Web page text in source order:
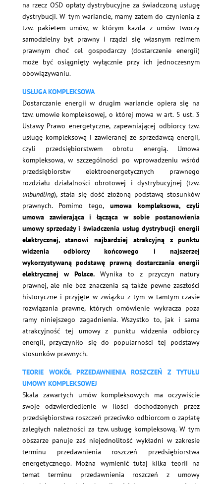
na rzecz OSD opłaty dystrybucyjne za świadczoną usługę
dystrybucji. W tym wariancie, mamy zatem do czynienia z
tzw. pakietem umów, w którym każda z umów tworzy
samodzielny byt prawny i rządzi się własnym reżimem
prawnym choć cel gospodarczy (dostarczenie energii)
może być osiągnięty wyłącznie przy ich jednoczesnym
obowiązywaniu.
USŁUGA KOMPLEKSOWA
Dostarczanie energii w drugim wariancie opiera się na
tzw. umowie kompleksowej, o której mowa w art. 5 ust. 3
Ustawy Prawo energetyczne, zapewniającej odbiorcy tzw.
usługę kompleksową i zawieranej ze sprzedawcą energii,
czyli przedsiębiorstwem obrotu energią. Umowa
kompleksowa, w szczególności po wprowadzeniu wśród
przedsiębiorstw elektroenergetycznych prawnego
rozdziału działalności obrotowej i dystrybucyjnej (tzw.
unbundling), stała się dość złożoną podstawą stosunków
prawnych. Pomimo tego, umowa kompleksowa, czyli
umowa zawierająca i łącząca w sobie postanowienia
umowy sprzedaży i świadczenia usług dystrybucji energii
elektrycznej, stanowi najbardziej atrakcyjną z punktu
widzenia odbiorcy końcowego i najszerzej
wykorzystywaną podstawę prawną dostarczania energii
elektrycznej w Polsce.Wynika to z przyczyn natury
prawnej, ale nie bez znaczenia są także pewne zaszłości
historyczne i przyjęte w związku z tym w tamtym czasie
rozwiązania prawne, których omówienie wykracza poza
ramy niniejszego zagadnienia. Wszystko to, jak i sama
atrakcyjność tej umowy z punktu widzenia odbiorcy
energii, przyczyniło się do popularności tej podstawy
stosunków prawnych.
TEORIE WOKÓŁ PRZEDAWNIENIA ROSZCZEŃ Z TYTUŁU
UMOWY KOMPLEKSOWEJ
Skala zawartych umów kompleksowych ma oczywiście
swoje odzwierciedlenie w ilości dochodzonych przez
przedsiębiorstwa roszczeń przeciwko odbiorcom o zapłatę
zaległych należności za tzw. usługę kompleksową. W tym
obszarze panuje zaś niejednolitość wykładni w zakresie
terminu przedawnienia roszczeń przedsiębiorstwa
energetycznego. Można wymienić tutaj kilka teorii na
temat terminu przedawnienia roszczeń z umowy